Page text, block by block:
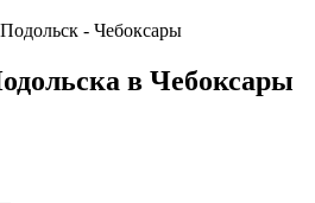
Подольск - Чебоксары
в Чебоксары